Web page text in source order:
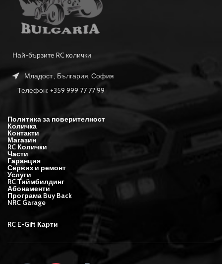
Най-бързите RC колички
Младост , България, София
Телефон: +359 999 77 77 99
Политика за поверителност
Количка
Контакти
Магазин
RC Колички
Части
Гаранция
Сервиз и ремонт
Услуги
RC Тиймбилдинг
Абонаменти
Програма Buy Back
NRC Garage
RC E-Gift Карти